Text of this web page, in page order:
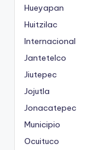
Hueyapan
Huitzilac
Internacional
Jantetelco
Jiutepec
Jojutla
Jonacatepec
Municipio
Ocuituco